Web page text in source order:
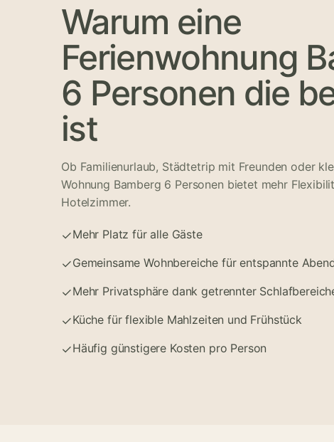
Warum eine
Ferienwohnung
6 Personen die
ist
Ob Familienurlaub, Städtetrip mit Freunden oder
Wohnung Bamberg 6 Personen bietet mehr
Hotelzimmer.
✓Mehr Platz für alle Gäste
✓Gemeinsame Wohnbereiche für entspannte
✓Mehr Privatsphäre dank getrennter
✓Küche für flexible Mahlzeiten und Frühstück
✓Häufig günstigere Kosten pro Person